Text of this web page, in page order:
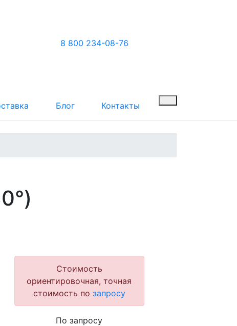
8 800 234-08-76
Блог Контакты
Стоимость
ориентировочная, точная
стоимость по запросу
По запросу